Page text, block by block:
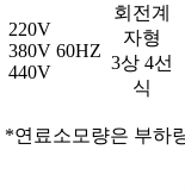
220V
380V
440V
60HZ
회전계
자형
3상 4선
식
*연료소모량은 부하